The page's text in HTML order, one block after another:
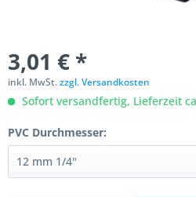
3,01 € *
inkl. MwSt.zzgl. Versandkosten
Sofort versandfertig, Lieferzeit
PVC Durchmesser: